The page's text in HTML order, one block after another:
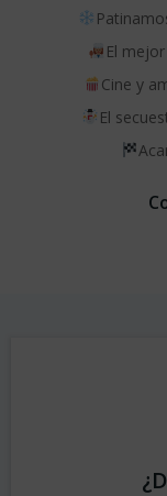
El
Cine y
El